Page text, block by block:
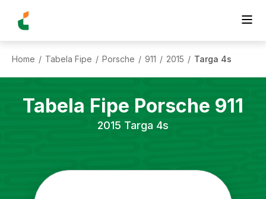
Home / Tabela Fipe / Porsche / 911 / 2015 / Targa 4s
Tabela Fipe Porsche 911
2015 Targa 4s